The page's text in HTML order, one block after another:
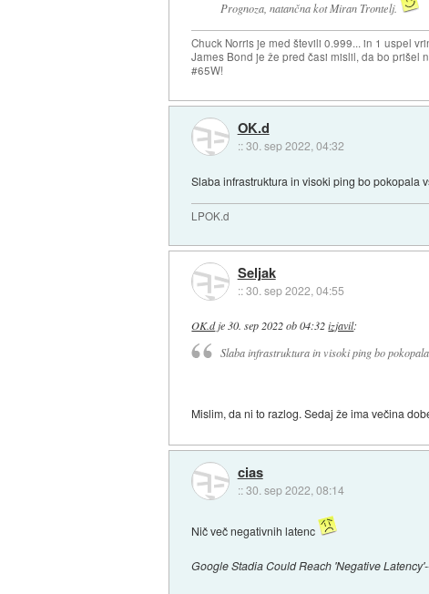
Prognoza, natančna kot Miran Trontelj.
Chuck Norris je med števili 0.999... in 1 uspel
James Bond je že pred časi mislil, da bo prišel
#65W!
OK.d
::30. sep 2022, 04:32
Slaba infrastruktura in visoki ping bo pokopala
LPOK.d
Seljak
::30. sep 2022, 04:55
OK.dje 30. sep 2022 ob 04:32 izjavil:
Slaba infrastruktura in visoki ping bo
Mislim, da ni to razlog. Sedaj že ima večina
cias
::30. sep 2022, 08:14
Nič več negativnih latenc
Google Stadia Could Reach 'Negative